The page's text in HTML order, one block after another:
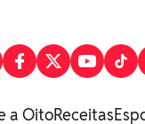
a OitoReceitas